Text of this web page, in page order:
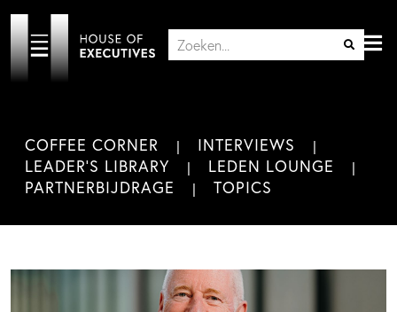
COFFEE CORNER
INTERVIEWS
LEADER'S LIBRARY
LEDEN LOUNGE
PARTNERBIJDRAGE
TOPICS